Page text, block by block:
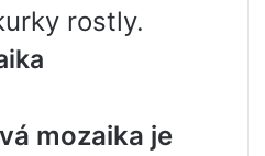
rostly.
mozaika je